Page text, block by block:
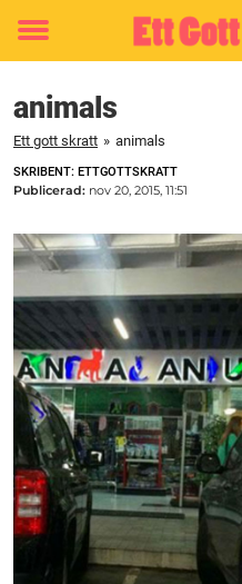
Toggle
animals
Ett gott skratt » animals
SKRIBENT: ETTGOTTSKRATT
Publicerad: nov 20, 2015, 11:51